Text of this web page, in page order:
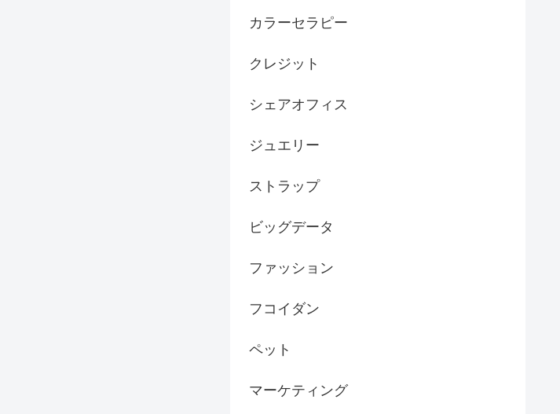
カラーセラピー
クレジット
シェアオフィス
ジュエリー
ストラップ
ビッグデータ
ファッション
フコイダン
ペット
マーケティング